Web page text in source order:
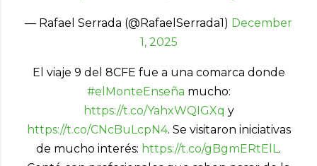
— Rafael Serrada (@RafaelSerrada1) December
1, 2025
El viaje 9 del 8CFE fue a una comarca donde
#elMonteEnseña mucho:
https://t.co/YahxWQIGXq y
https://t.co/CNcBuLcpN4. Se visitaron iniciativas
de mucho interés: https://t.co/gBgmERtElL.